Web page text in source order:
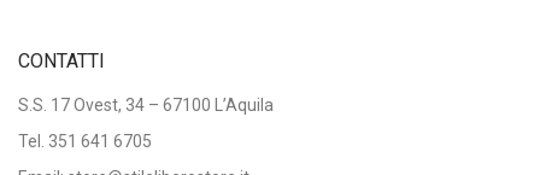
CONTATTI
S.S. 17 Ovest, 34 – 67100 L’Aquila
Tel. 351 641 6705